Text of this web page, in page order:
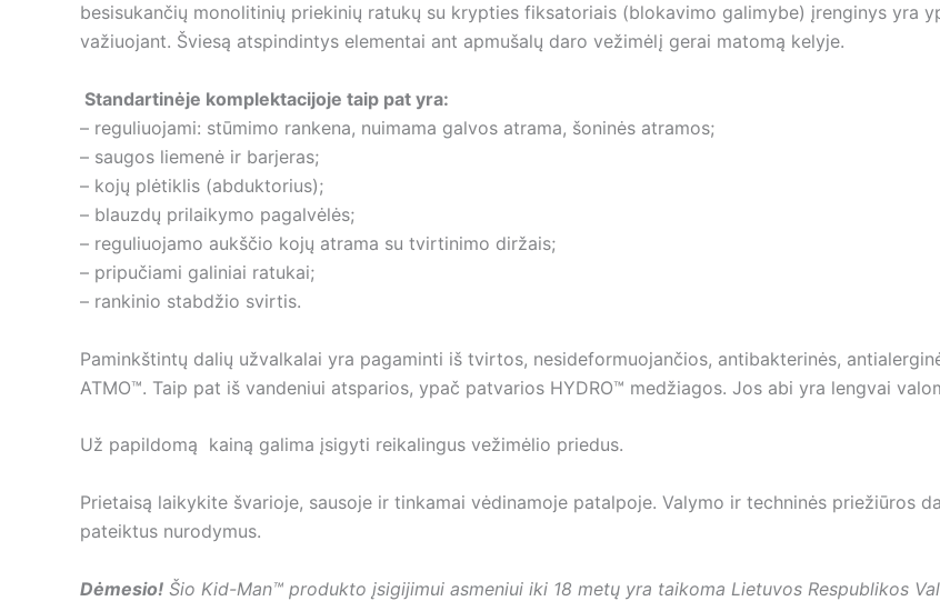
besisukančių monolitinių priekinių ratukų su krypties fiksatoriais (blokavimo galimybe) įrenginys yra
važiuojant. Šviesą atspindintys elementai ant apmušalų daro vežimėlį gerai matomą kelyje.
Standartinėje komplektacijoje taip pat yra:
– reguliuojami: stūmimo rankena, nuimama galvos atrama, šoninės atramos;
– saugos liemenė ir barjeras;
– kojų plėtiklis (abduktorius);
– blauzdų prilaikymo pagalvėlės;
– reguliuojamo aukščio kojų atrama su tvirtinimo diržais;
– pripučiami galiniai ratukai;
– rankinio stabdžio svirtis.
Paminkštintų dalių užvalkalai yra pagaminti iš tvirtos, nesideformuojančios, antibakterinės,
ATMO™. Taip pat iš vandeniui atsparios, ypač patvarios HYDRO™ medžiagos. Jos abi yra lengvai
Už papildomą kainą galima įsigyti reikalingus vežimėlio priedus.
Prietaisą laikykite švarioje, sausoje ir tinkamai vėdinamoje patalpoje. Valymo ir techninės priežiūros
pateiktus nurodymus.
Dėmesio! Šio Kid-Man™ produkto įsigijimui asmeniui iki 18 metų yra taikoma Lietuvos Respublikos